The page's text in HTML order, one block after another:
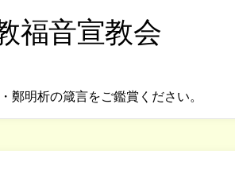
福音宣教会
鄭明析の箴言をご鑑賞ください。